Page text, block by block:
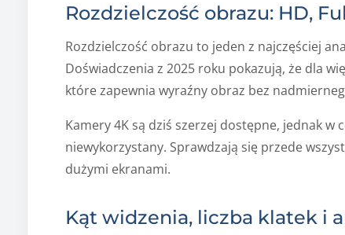
Rozdzielczość obrazu: HD,
Rozdzielczość obrazu to jeden z najczęściej
Doświadczenia z 2025 roku pokazują, że dla
które zapewnia wyraźny obraz bez
Kamery 4K są dziś szerzej dostępne, jednak
niewykorzystany. Sprawdzają się przede
dużymi ekranami.
Kąt widzenia, liczba klatek i